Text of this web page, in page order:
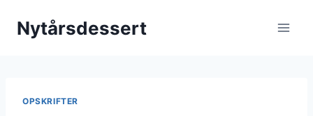
Nytårsdessert
OPSKRIFTER